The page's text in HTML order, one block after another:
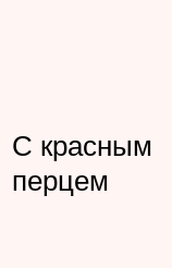
С красным
перцем